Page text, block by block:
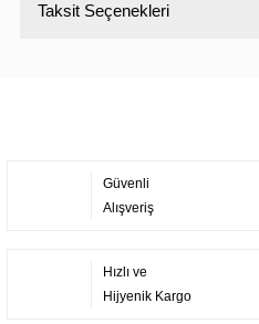
Taksit Seçenekleri
Güvenli
Alışveriş
Hızlı ve
Hijyenik Kargo